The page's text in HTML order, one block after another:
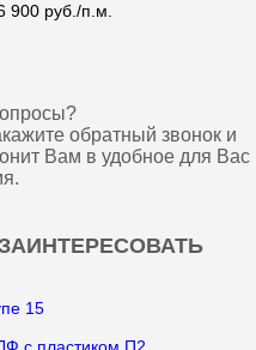
900 руб./п.м.
обратный звонок и
Вам в удобное для Вас
15